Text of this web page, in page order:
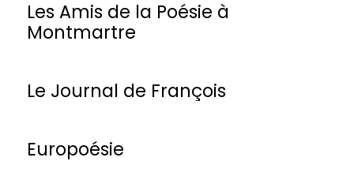
Les Amis de la Poésie à
Montmartre
Le Journal de François
Europoésie